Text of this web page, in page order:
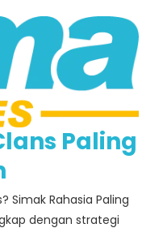
Paling
Simak Rahasia Paling
dengan strategi